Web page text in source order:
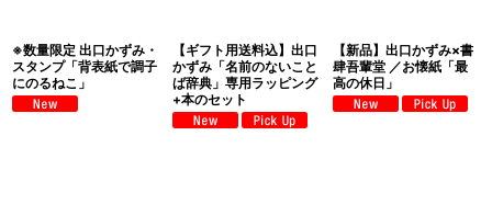
※数量限定 出口かずみ・
スタンプ「背表紙で調子
にのるねこ」
【ギフト用送料込】出口
かずみ「名前のないこと
ば辞典」専用ラッピング
+本のセット
【新品】出口かずみ×書
肆吾輩堂 ／お懐紙「最
高の休日」